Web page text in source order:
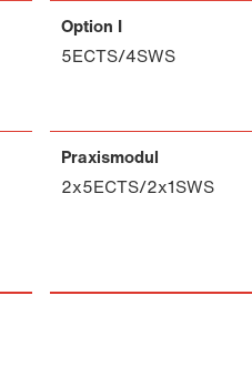
Option I
5ECTS/4SWS
Praxismodul
2x5ECTS/2x1SWS